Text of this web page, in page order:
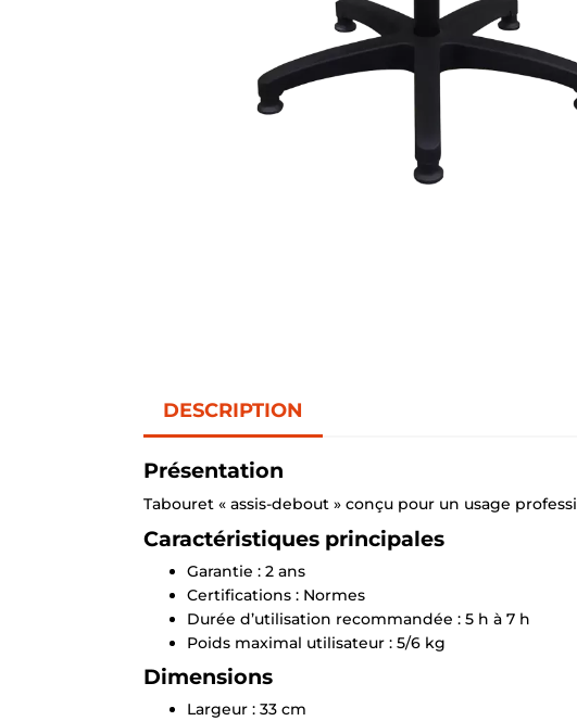
DESCRIPTION
Présentation
Tabouret « assis-debout » conçu pour un usage
Caractéristiques principales
Garantie : 2 ans
Certifications : Normes
Durée d’utilisation recommandée : 5 h à 7 h
Poids maximal utilisateur : 5/6 kg
Dimensions
Largeur : 33 cm